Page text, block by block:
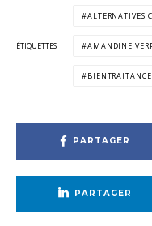
ÉTIQUETTES
ALTERNATIVES
AMANDINE
BIENTRAITANCE
PARTAGER
PARTAGER